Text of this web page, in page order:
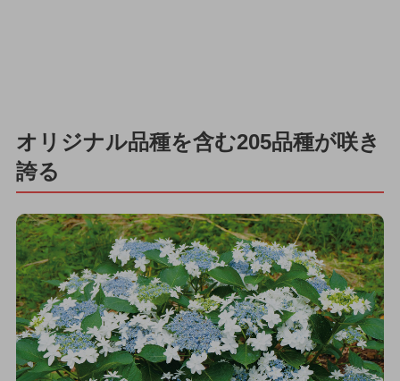
オリジナル品種を含む205品種が咲き
誇る